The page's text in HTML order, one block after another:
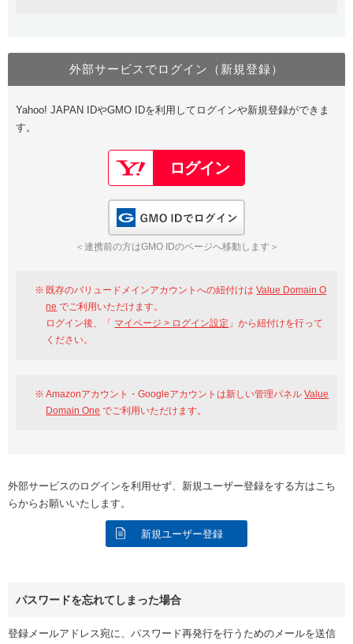
Value Domain Oneにログイン
Google
GMO ID Amazon
※AmazonはValue Domain Oneのログイン画面へ遷移します
Value Domain Oneアカウント作成
以下でも登録可能
Google Yahoo!
GMO ID
外部サービスでログイン（新規登録）
Yahoo! JAPAN IDやGMO IDを利用してログインや新規登録ができま
す。
＜連携前の方はGMO IDのページへ移動します＞
既存のバリュードメインアカウントへの紐付けはValue Domain O
ne でご利用いただけます。
ログイン後、「 マイページ > ログイン設定 」から紐付けを行って
ください。
Amazonアカウント・Googleアカウントは新しい管理パネルValue
Domain One でご利用いただけます。
外部サービスのログインを利用せず、新規ユーザー登録をする方はこち
らからお願いいたします。
新規ユーザー登録
パスワードを忘れてしまった場合
登録メールアドレス宛に、パスワード再発行を行うためのメールを送信